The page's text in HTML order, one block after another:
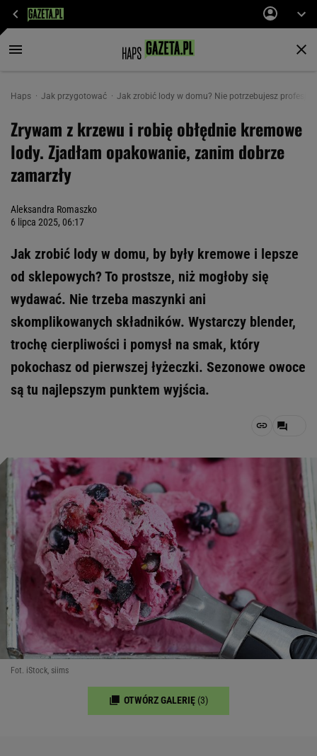
Haps Jak przygotować Jak zrobić lody w domu? Nie potrzebujesz
Zrywam z krzewu i robię obłędnie kremowe
lody. Zjadłam opakowanie, zanim dobrze
zamarzły
Aleksandra Romaszko
6 lipca 2025, 06:17
Jak zrobić lody w domu, by były kremowe i lepsze
od sklepowych? To prostsze, niż mogłoby się
wydawać. Nie trzeba maszynki ani
skomplikowanych składników. Wystarczy blender,
trochę cierpliwości i pomysł na smak, który
pokochasz od pierwszej łyżeczki. Sezonowe owoce
są tu najlepszym punktem wyjścia.
Fot. iStock, siims
OTWÓRZ GALERIĘ (3)